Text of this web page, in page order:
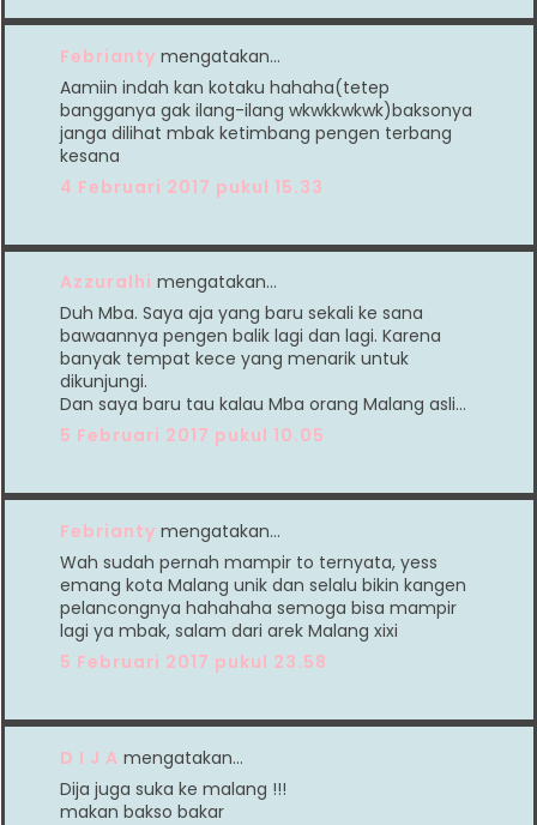
Febrianty mengatakan…
Aamiin indah kan kotaku hahaha(tetep
bangganya gak ilang-ilang wkwkkwkwk)baksonya
janga dilihat mbak ketimbang pengen terbang
kesana
4 Februari 2017 pukul 15.33
Azzuralhi mengatakan…
Duh Mba. Saya aja yang baru sekali ke sana
bawaannya pengen balik lagi dan lagi. Karena
banyak tempat kece yang menarik untuk
dikunjungi.
Dan saya baru tau kalau Mba orang Malang asli...
5 Februari 2017 pukul 10.05
Febrianty mengatakan…
Wah sudah pernah mampir to ternyata, yess
emang kota Malang unik dan selalu bikin kangen
pelancongnya hahahaha semoga bisa mampir
lagi ya mbak, salam dari arek Malang xixi
5 Februari 2017 pukul 23.58
D I J A mengatakan…
Dija juga suka ke malang !!!
makan bakso bakar